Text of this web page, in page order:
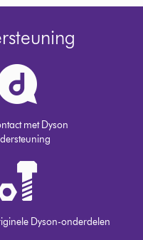
met Dyson
Dyson-onderdelen